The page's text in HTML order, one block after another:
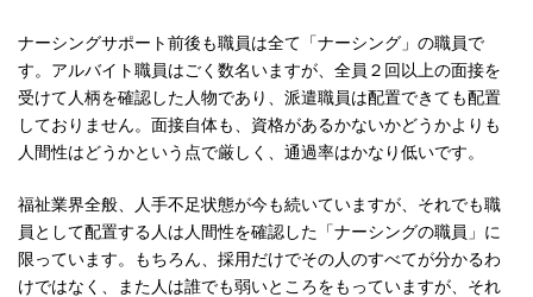
ナーシングサポート前後も職員は全て「ナーシング」の職員で
す。アルバイト職員はごく数名いますが、全員２回以上の面接を
受けて人柄を確認した人物であり、派遣職員は配置できても配置
しておりません。面接自体も、資格があるかないかどうかよりも
人間性はどうかという点で厳しく、通過率はかなり低いです。
福祉業界全般、人手不足状態が今も続いていますが、それでも職
員として配置する人は人間性を確認した「ナーシングの職員」に
限っています。もちろん、採用だけでその人のすべてが分かるわ
けではなく、また人は誰でも弱いところをもっていますが、それ